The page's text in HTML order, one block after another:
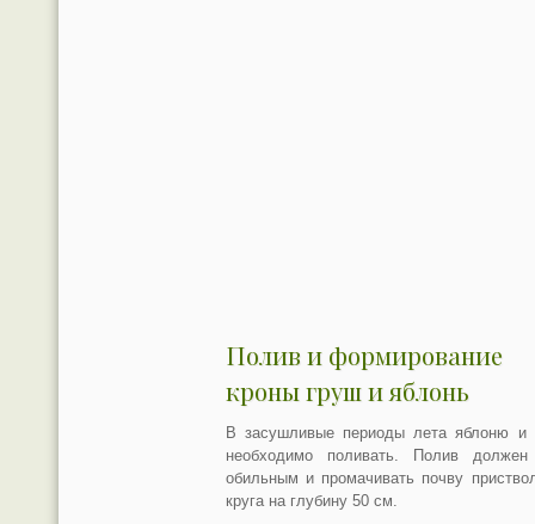
Полив и формирование
кроны груш и яблонь
В засушливые периоды лета яблоню и
необходимо поливать. Полив
обильным и промачивать почву
круга на глубину 50 см.